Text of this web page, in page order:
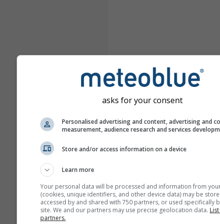
asks for your consent
Personalised advertising and content, advertising and
measurement, audience research and services
Store and/or access information on a device
Learn more
Your personal data will be processed and information from
(cookies, unique identifiers, and other device data) may be
accessed by and shared with 750 partners, or used specifically
site. We and our partners may use precise geolocation data.
partners.